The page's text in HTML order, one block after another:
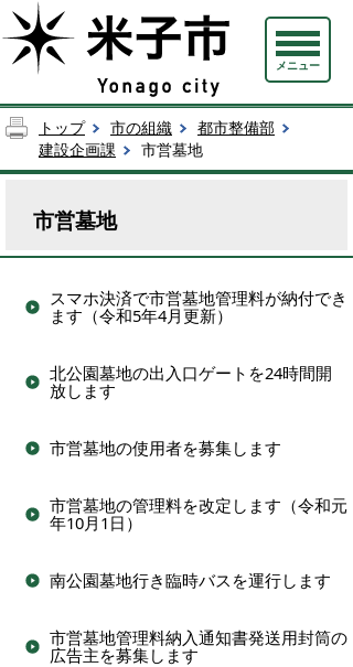
メニュー
トップ 市の組織
都市整備部
建設企画課
市営墓地
市営墓地
スマホ決済で市営墓地管理料が納付でき
ます（令和5年4月更新）
北公園墓地の出入口ゲートを24時間開
放します
市営墓地の使用者を募集します
市営墓地の管理料を改定します（令和元
年10月1日）
南公園墓地行き臨時バスを運行します
市営墓地管理料納入通知書発送用封筒の
広告主を募集します